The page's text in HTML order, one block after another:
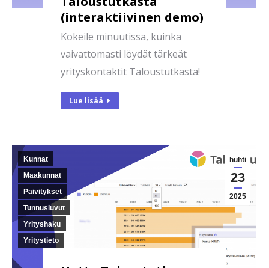
(interaktiivinen demo)
Kokeile minuutissa, kuinka
vaivattomasti löydät tärkeät
yrityskontaktit Taloustutkasta!
Lue lisää
huhti
23
2025
Kunnat
Maakunnat
Päivitykset
Tunnusluvut
Yrityshaku
Yritystieto